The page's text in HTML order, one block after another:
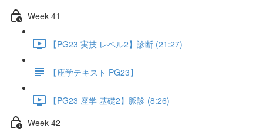
Week 41
【PG23 実技 レベル2】診断 (21:27)
【座学テキスト PG23】
【PG23 座学 基礎2】脈診 (8:26)
Week 42